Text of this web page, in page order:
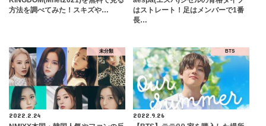
方法を調べてみた！スキズや…
はストレート！足はメンバーで1番
長…
未分類
2022.2.24
BTS
2022.9.26